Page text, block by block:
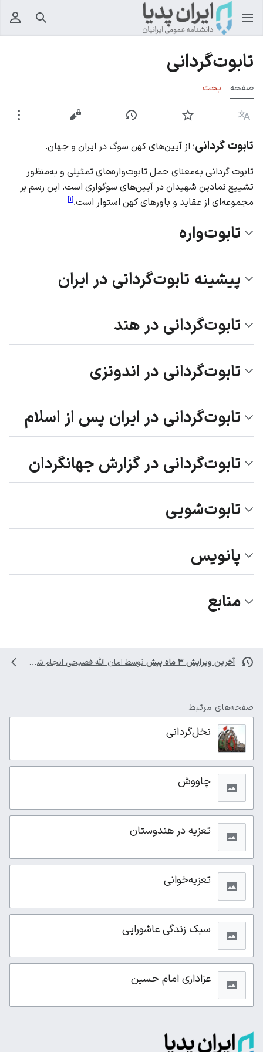
جستجو
تابوت‌گردانی
صفحه بحث
زبان پیگیری نمایش تاریخچهنمایش مبدأ
تابوت گردانی؛ از آیین‌های کهن سوگ در ایران و جهان.
تابوت گردانی به‌معنای حمل تابوت‌واره‌های تمثیلی و به‌منظور
تشییع نمادین شهیدان در آیین‌های سوگواری است. این رسم بر
مجموعه‌ای از عقاید و باورهای کهن استوار است.[۱]
تابوت‌واره
پیشینه تابوت‌گردانی در ایران
تابوت‌گردانی در هند
تابوت‌گردانی در اندونزی
تابوت‌گردانی در ایران پس از اسلام
تابوت‌گردانی در گزارش جهانگردان
تابوت‌شویی
پانویس
منابع
آخرین ویرایش ۳ ماه پیش توسط امان الله فصیحی انجام شده است
صفحه‌های مرتبط
نخل‌گردانی
چاووش
تعزیه در هندوستان
تعزیه‌خوانی
سبک زندگی عاشورایی
عزاداری امام حسین